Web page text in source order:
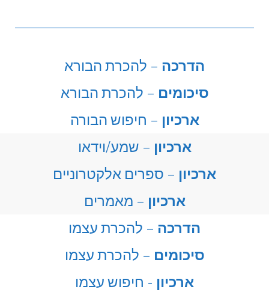
הדרכה – להכרת הבורא
סיכומים – להכרת הבורא
ארכיון – חיפוש הבורה
ארכיון – שמע/וידאו
ארכיון – ספרים אלקטרוניים
ארכיון – מאמרים
הדרכה – להכרת עצמו
סיכומים – להכרת עצמו
ארכיון - חיפוש עצמו